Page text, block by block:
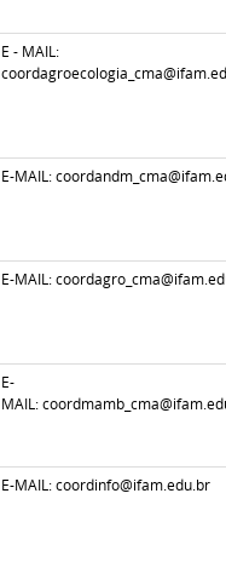
E - MAIL:
E-MAIL:
E-MAIL:
E-
MAIL:
E-MAIL: coordinfo@ifam.edu.br